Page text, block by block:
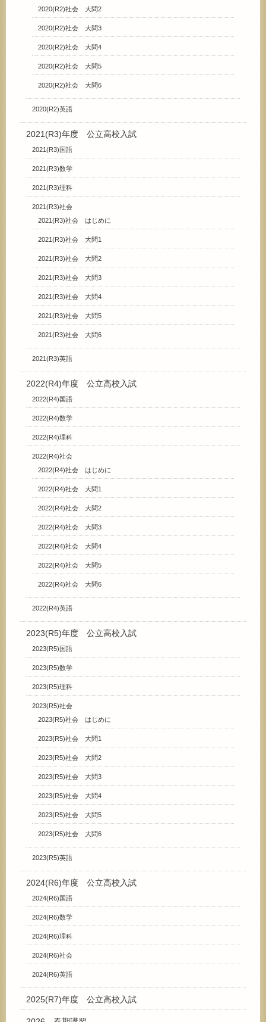
2020(R2)社会 大問2
2020(R2)社会 大問3
2020(R2)社会 大問4
2020(R2)社会 大問5
2020(R2)社会 大問6
2020(R2)英語
2021(R3)年度 公立高校入試
2021(R3)国語
2021(R3)数学
2021(R3)理科
2021(R3)社会
2021(R3)社会 はじめに
2021(R3)社会 大問1
2021(R3)社会 大問2
2021(R3)社会 大問3
2021(R3)社会 大問4
2021(R3)社会 大問5
2021(R3)社会 大問6
2021(R3)英語
2022(R4)年度 公立高校入試
2022(R4)国語
2022(R4)数学
2022(R4)理科
2022(R4)社会
2022(R4)社会 はじめに
2022(R4)社会 大問1
2022(R4)社会 大問2
2022(R4)社会 大問3
2022(R4)社会 大問4
2022(R4)社会 大問5
2022(R4)社会 大問6
2022(R4)英語
2023(R5)年度 公立高校入試
2023(R5)国語
2023(R5)数学
2023(R5)理科
2023(R5)社会
2023(R5)社会 はじめに
2023(R5)社会 大問1
2023(R5)社会 大問2
2023(R5)社会 大問3
2023(R5)社会 大問4
2023(R5)社会 大問5
2023(R5)社会 大問6
2023(R5)英語
2024(R6)年度 公立高校入試
2024(R6)国語
2024(R6)数学
2024(R6)理科
2024(R6)社会
2024(R6)英語
2025(R7)年度 公立高校入試